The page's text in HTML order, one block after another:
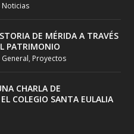
Noticias
DE MÉRIDA A TRAVÉS
PATRIMONIO
General, Proyectos
CHARLA DE
COLEGIO SANTA EULALIA